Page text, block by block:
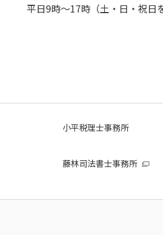
平日9時～17時（土・日・祝日
小平税理士事務所
藤林司法書士事務所